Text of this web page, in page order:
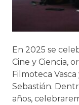
En 2025 se
Cine y Ciencia,
Filmoteca
Sebastián.
años,